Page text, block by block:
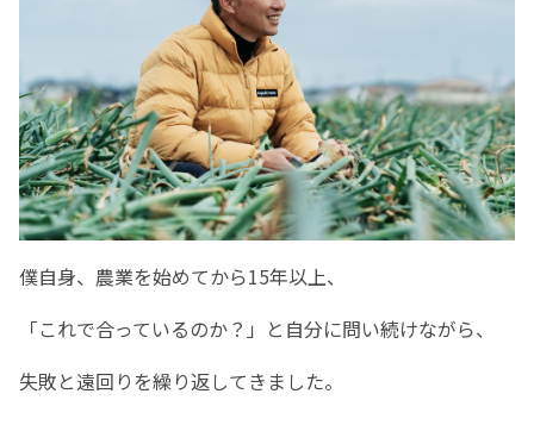
僕自身、農業を始めてから15年以上、
「これで合っているのか？」と自分に問い続けながら、
失敗と遠回りを繰り返してきました。